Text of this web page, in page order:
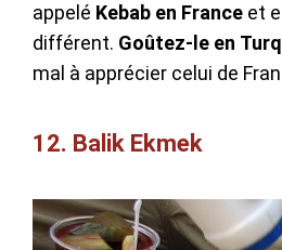
appelé Kebab en France et
différent. Goûtez-le en
mal à apprécier celui de
12. Balik Ekmek